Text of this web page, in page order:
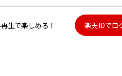
生で楽しめる！ 楽天IDでロ